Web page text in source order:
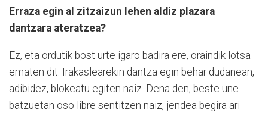
Erraza egin al zitzaizun lehen aldiz plazara
dantzara ateratzea?
Ez, eta ordutik bost urte igaro badira ere, oraindik lotsa
ematen dit. Irakaslearekin dantza egin behar dudanean,
adibidez, blokeatu egiten naiz. Dena den, beste une
batzuetan oso libre sentitzen naiz, jendea begira ari